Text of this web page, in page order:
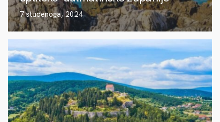
7 studenoga, 2024